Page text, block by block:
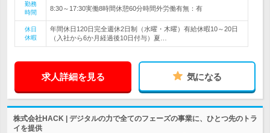
勤務
時間
8:30～17:30実働8時間休憩60分時間外労働有無：有
休日
休暇
年間休日120日完全週休2日制（水曜・木曜）有給休暇10～20日
（入社から6か月経過後10日付与）夏…
求人詳細を見る 気になる
株式会社HACK | デジタルの力で全てのフェーズの事業に、ひとつ先のトラ
イを提供